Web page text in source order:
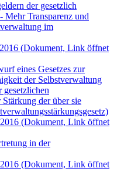
der gesetzlich
Mehr Transparenz und
im
(Dokument, Link öffnet
eines Gesetzes zur
der Selbstverwaltung
gesetzlichen
der über sie
(Dokument, Link öffnet
in der
(Dokument, Link öffnet